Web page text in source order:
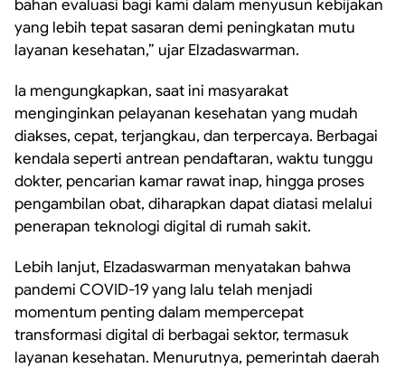
bahan evaluasi bagi kami dalam menyusun kebijakan
yang lebih tepat sasaran demi peningkatan mutu
layanan kesehatan,” ujar Elzadaswarman.
Ia mengungkapkan, saat ini masyarakat
menginginkan pelayanan kesehatan yang mudah
diakses, cepat, terjangkau, dan terpercaya. Berbagai
kendala seperti antrean pendaftaran, waktu tunggu
dokter, pencarian kamar rawat inap, hingga proses
pengambilan obat, diharapkan dapat diatasi melalui
penerapan teknologi digital di rumah sakit.
Lebih lanjut, Elzadaswarman menyatakan bahwa
pandemi COVID-19 yang lalu telah menjadi
momentum penting dalam mempercepat
transformasi digital di berbagai sektor, termasuk
layanan kesehatan. Menurutnya, pemerintah daerah